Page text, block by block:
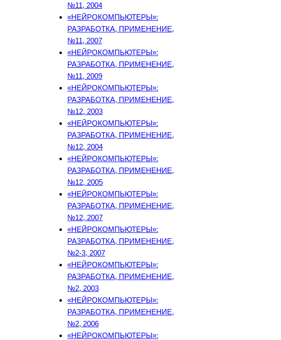
№11, 2004
«НЕЙРОКОМПЬЮТЕРЫ»:
РАЗРАБОТКА, ПРИМЕНЕНИЕ,
№11, 2007
«НЕЙРОКОМПЬЮТЕРЫ»:
РАЗРАБОТКА, ПРИМЕНЕНИЕ,
№11, 2009
«НЕЙРОКОМПЬЮТЕРЫ»:
РАЗРАБОТКА, ПРИМЕНЕНИЕ,
№12, 2003
«НЕЙРОКОМПЬЮТЕРЫ»:
РАЗРАБОТКА, ПРИМЕНЕНИЕ,
№12, 2004
«НЕЙРОКОМПЬЮТЕРЫ»:
РАЗРАБОТКА, ПРИМЕНЕНИЕ,
№12, 2005
«НЕЙРОКОМПЬЮТЕРЫ»:
РАЗРАБОТКА, ПРИМЕНЕНИЕ,
№12, 2007
«НЕЙРОКОМПЬЮТЕРЫ»:
РАЗРАБОТКА, ПРИМЕНЕНИЕ,
№2-3, 2007
«НЕЙРОКОМПЬЮТЕРЫ»:
РАЗРАБОТКА, ПРИМЕНЕНИЕ,
№2, 2003
«НЕЙРОКОМПЬЮТЕРЫ»:
РАЗРАБОТКА, ПРИМЕНЕНИЕ,
№2, 2006
«НЕЙРОКОМПЬЮТЕРЫ»: